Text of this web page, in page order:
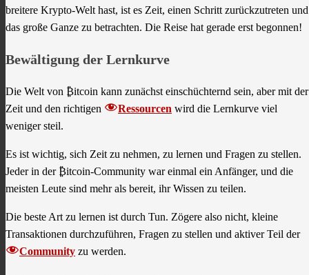
breitere Krypto-Welt hast, ist es Zeit, einen Schritt zurückzutreten und
das große Ganze zu betrachten. Die Reise hat gerade erst begonnen!
Bewältigung der Lernkurve
Die Welt von ₿itcoin kann zunächst einschüchternd sein, aber mit der
Zeit und den richtigen
Ressourcen wird die Lernkurve viel
weniger steil.
Es ist wichtig, sich Zeit zu nehmen, zu lernen und Fragen zu stellen.
Jeder in der ₿itcoin-Community war einmal ein Anfänger, und die
meisten Leute sind mehr als bereit, ihr Wissen zu teilen.
Die beste Art zu lernen ist durch Tun. Zögere also nicht, kleine
Transaktionen durchzuführen, Fragen zu stellen und aktiver Teil der
Community zu werden.